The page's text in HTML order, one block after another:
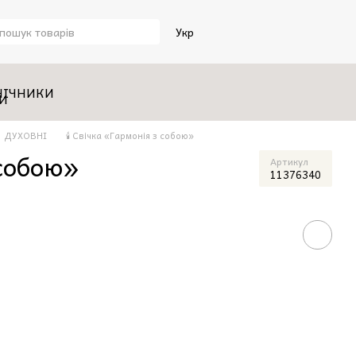
Укр
ДУХОВНІ 🕯️ Свічка «Гармонія з собою»
Артикул
11376340